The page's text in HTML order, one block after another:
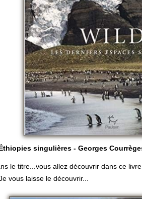
singulières - Georges
le titre...vous allez découvrir dans ce
vous laisse le découvrir...